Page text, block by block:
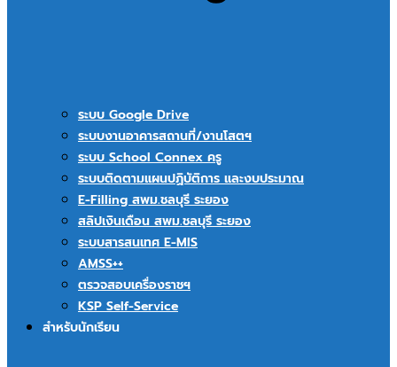
ระบบ Google Drive
ระบบงานอาคารสถานที่/งานโสตฯ
ระบบ School Connex ครู
ระบบติดตามแผนปฏิบัติการ และงบประมาณ
E-Filling สพม.ชลบุรี ระยอง
สลิปเงินเดือน สพม.ชลบุรี ระยอง
ระบบสารสนเทศ E-MIS
AMSS++
ตรวจสอบเครื่องราชฯ
KSP Self-Service
สำหรับนักเรียน